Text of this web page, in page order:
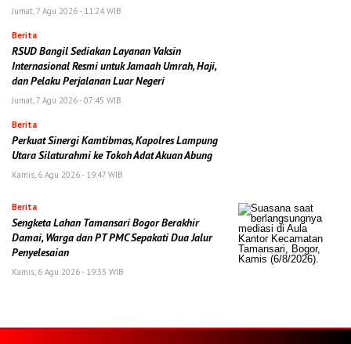
Jumat, 7 Agu 2026 - 11:24 WIB
Berita
RSUD Bangil Sediakan Layanan Vaksin
Internasional Resmi untuk Jamaah Umrah, Haji,
dan Pelaku Perjalanan Luar Negeri
Jumat, 7 Agu 2026 - 07:45 WIB
Berita
Perkuat Sinergi Kamtibmas, Kapolres Lampung
Utara Silaturahmi ke Tokoh Adat Akuan Abung
Kamis, 6 Agu 2026 - 19:47 WIB
Berita
Sengketa Lahan Tamansari Bogor Berakhir
Damai, Warga dan PT PMC Sepakati Dua Jalur
Penyelesaian
Kamis, 6 Agu 2026 - 19:35 WIB